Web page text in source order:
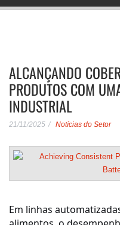
ALCANÇANDO
PRODUTOS COM
INDUSTRIAL
21/11/2025 Notícias do Setor